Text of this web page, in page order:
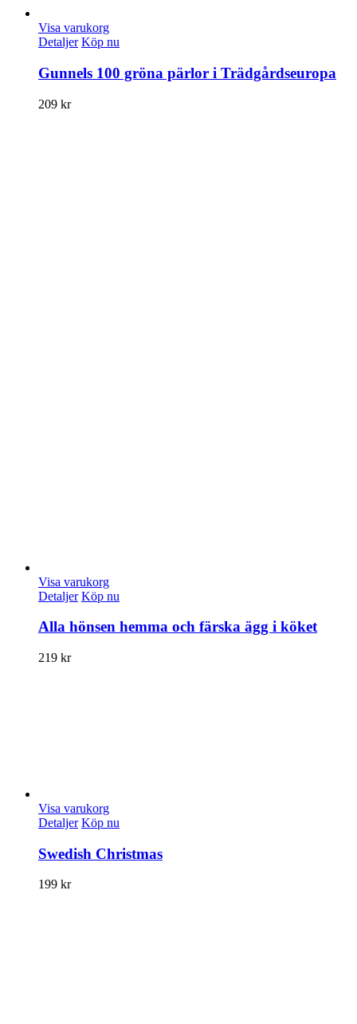
Visa varukorg
Detaljer Köp nu
Gunnels 100 gröna pärlor i Trädgårdseuropa
209 kr
Visa varukorg
Detaljer Köp nu
Alla hönsen hemma och färska ägg i köket
219 kr
Visa varukorg
Detaljer Köp nu
Swedish Christmas
199 kr